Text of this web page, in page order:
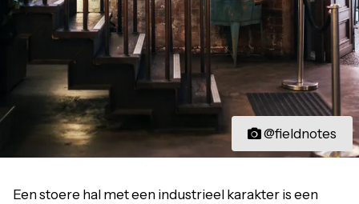
@fieldnotes
Een stoere hal met een industrieel karakter is een